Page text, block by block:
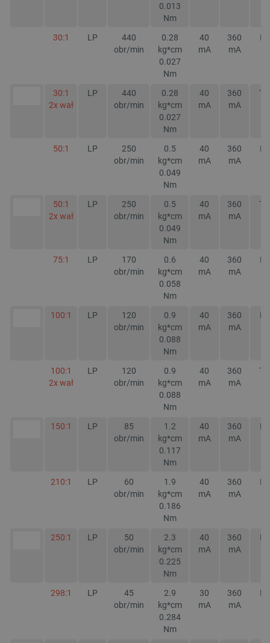
0.013
Nm
30:1 LP
440
obr/min
0.28
kg*cm
0.027
Nm
40
mA
360
mA
30:1
2x wał
LP
440
obr/min
0.28
kg*cm
0.027
Nm
40
mA
360
mA
50:1 LP
250
obr/min
0.5
kg*cm
0.049
Nm
40
mA
360
mA
50:1
2x wał
LP
250
obr/min
0.5
kg*cm
0.049
Nm
40
mA
360
mA
75:1 LP
170
obr/min
0.6
kg*cm
0.058
Nm
40
mA
360
mA
100:1 LP
120
obr/min
0.9
kg*cm
0.088
Nm
40
mA
360
mA
100:1
2x wał
LP
120
obr/min
0.9
kg*cm
0.088
Nm
40
mA
360
mA
150:1 LP
85
obr/min
1.2
kg*cm
0.117
Nm
40
mA
360
mA
210:1 LP
60
obr/min
1.9
kg*cm
0.186
Nm
40
mA
360
mA
250:1 LP
50
obr/min
2.3
kg*cm
0.225
Nm
40
mA
360
mA
298:1 LP
45
obr/min
2.9
kg*cm
0.284
Nm
30
mA
360
mA